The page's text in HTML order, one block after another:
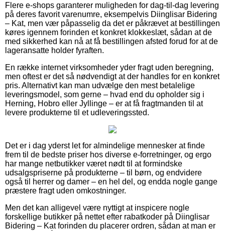
Flere e-shops garanterer muligheden for dag-til-dag levering
på deres favorit varenumre, eksempelvis Diinglisar Bidering
– Kat, men vær påpasselig da det er påkrævet at bestillingen
køres igennem forinden et konkret klokkeslæt, sådan at de
med sikkerhed kan nå at få bestillingen afsted forud for at de
lageransatte holder fyraften.
En række internet virksomheder yder fragt uden beregning,
men oftest er det så nødvendigt at der handles for en konkret
pris. Alternativt kan man udvælge den mest betalelige
leveringsmodel, som gerne – hvad end du opholder sig i
Herning, Hobro eller Jyllinge – er at få fragtmanden til at
levere produkterne til et udleveringssted.
Det er i dag yderst let for almindelige mennesker at finde
frem til de bedste priser hos diverse e-forretninger, og ergo
har mange netbutikker været nødt til at formindske
udsalgspriserne på produkterne – til børn, og endvidere
også til herrer og damer – en hel del, og endda nogle gange
præstere fragt uden omkostninger.
Men det kan alligevel være nyttigt at inspicere nogle
forskellige butikker på nettet efter rabatkoder på Diinglisar
Bidering – Kat forinden du placerer ordren, sådan at man er